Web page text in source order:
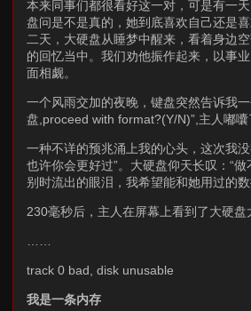
本来同事们都很看好这一对，可是有一
盘问是不是真的，她到底喜欢自己还是
二天，大硬盘从睡梦中醒来，看着身边
的回忆当中。我们劝他振作起来，以事
面相觑。
一个风雨交加的夜晚，键盘突然告诉我
盘,proceed with format?(Y/N)”,主人嘟囔
一种不详的预兆涌上我的心头，这次我
也许你会更好过”。大硬盘仰天长叹：“
别时流出的眼泪，我希望能和她用过的
230毫秒后，主人在屏幕上看到了大硬盘
track 0 bad, disk unusable
我是一条内存